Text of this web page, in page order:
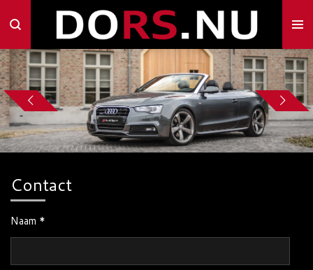
direct
naar
de
hoofdinhoud
Contact
Naam *